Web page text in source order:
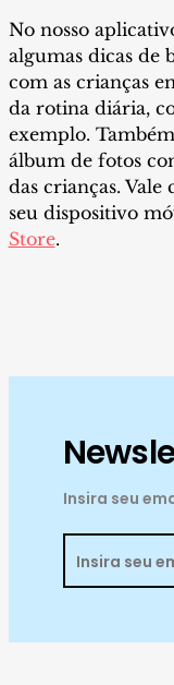
No nosso
algumas dicas de
com as crianças
da rotina diária,
exemplo.
álbum de fotos
das crianças.
seu dispositivo
Store.
Insira seu